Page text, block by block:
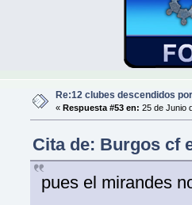
Re:12 clubes descendidos
«Respuesta #53 en: 25 de Junio
Cita de: Burgos cf
pues el mirandes